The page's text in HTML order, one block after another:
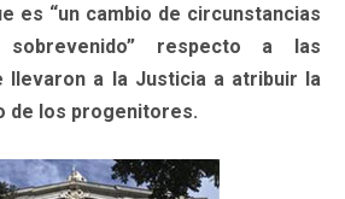
es “un cambio de circunstancias
sobrevenido” respecto a las
llevaron a la Justicia a atribuir la
de los progenitores.